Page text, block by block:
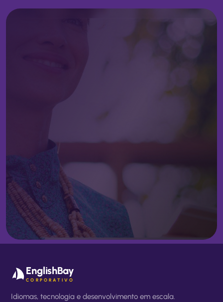
EnglishBay
CORPORATIVO
Idiomas, tecnologia e desenvolvimento em escala.